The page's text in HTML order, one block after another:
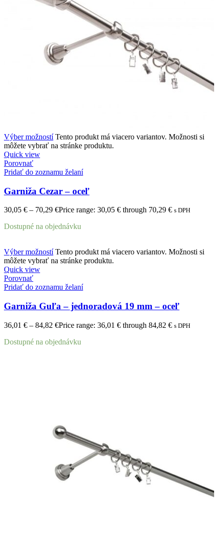
Výber možností Tento produkt má viacero variantov. Možnosti si
môžete vybrať na stránke produktu.
Quick view
Porovnať
Pridať do zoznamu želaní
Garniža Cezar – oceľ
30,05 € – 70,29 €Price range: 30,05 € through 70,29 € s DPH
Dostupné na objednávku
Výber možností Tento produkt má viacero variantov. Možnosti si
môžete vybrať na stránke produktu.
Quick view
Porovnať
Pridať do zoznamu želaní
Garniža Guľa – jednoradová 19 mm – oceľ
36,01 € – 84,82 €Price range: 36,01 € through 84,82 € s DPH
Dostupné na objednávku